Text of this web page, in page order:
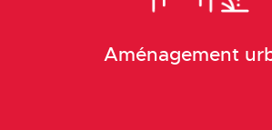
Aménagement